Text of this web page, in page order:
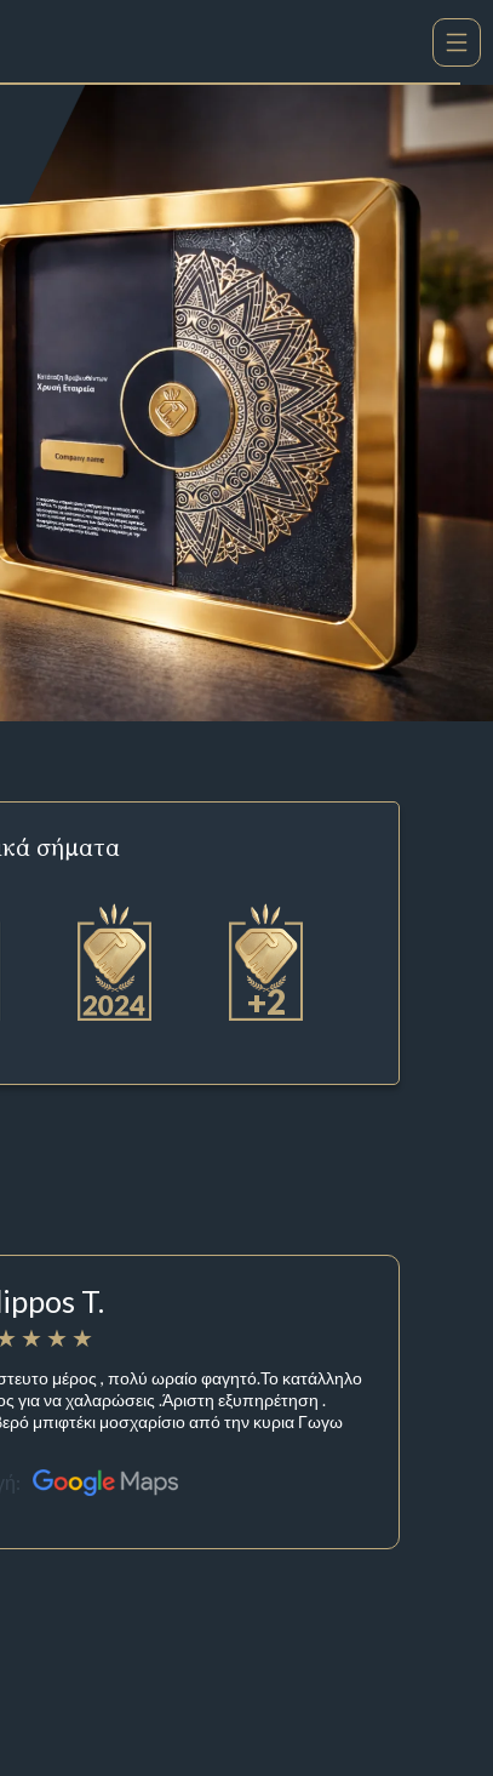
σήματα
+2
T.
μέρος , πολύ ωραίο φαγητό.Το κατάλληλο
για να χαλαρώσεις .Άριστη εξυπηρέτηση .
μπιφτέκι μοσχαρίσιο από την κυρια Γωγω